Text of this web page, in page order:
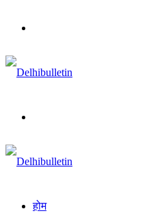
होम